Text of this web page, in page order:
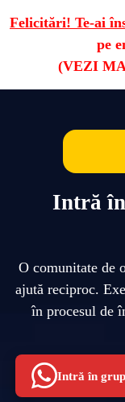
Felicitări! Te-ai
pe
Intră
O comunitate de
ajută reciproc.
în procesul de
Intră în